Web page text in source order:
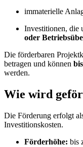
immaterielle
Investitionen, die
oder
Die förderbaren
betragen und können
werden.
Wie wird
Die Förderung erfolgt
Investitionskosten.
Förderhöhe: bis